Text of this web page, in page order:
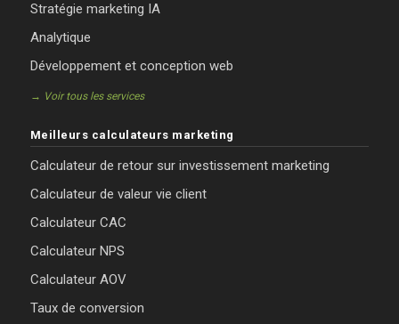
Stratégie marketing IA
Analytique
Développement et conception web
→ Voir tous les services
Meilleurs calculateurs marketing
Calculateur de retour sur investissement marketing
Calculateur de valeur vie client
Calculateur CAC
Calculateur NPS
Calculateur AOV
Taux de conversion